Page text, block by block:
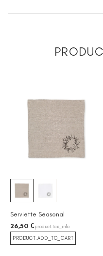
Serviette Seasonal
26,50 €product.tax_info
PRODUCT.ADD_TO_CART